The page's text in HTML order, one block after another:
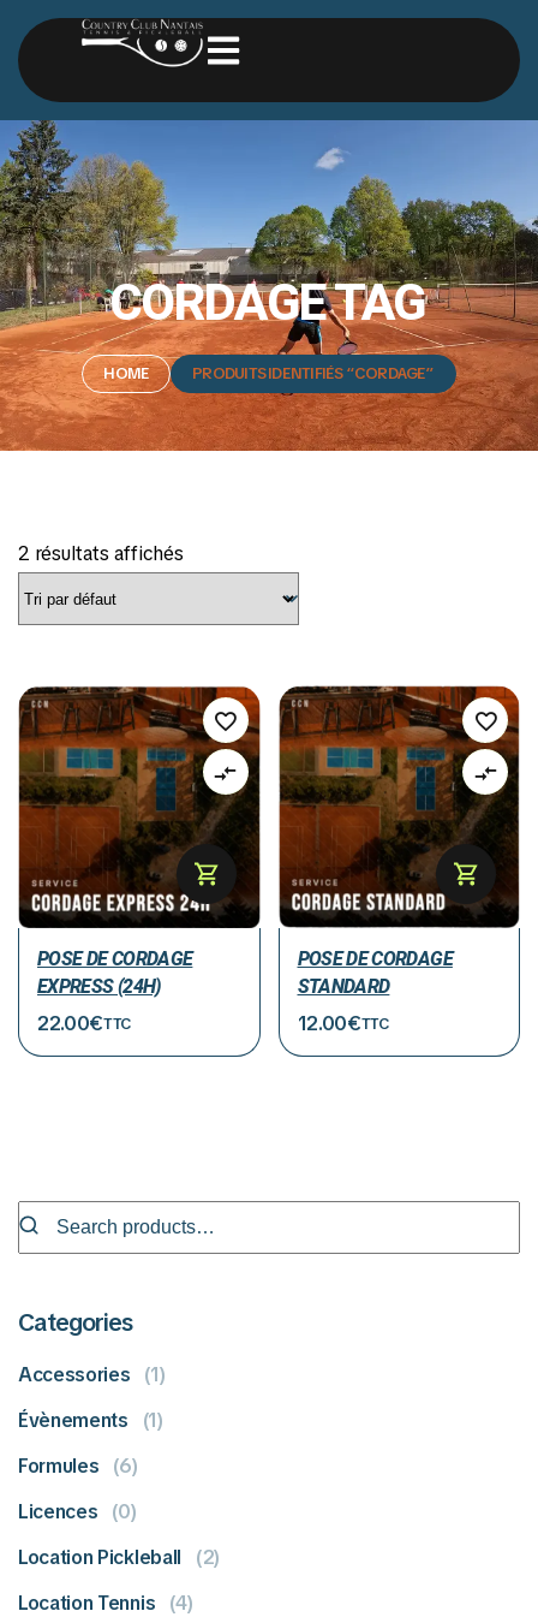
CORDAGE TAG
HOME PRODUITS IDENTIFIÉS “CORDAGE”
2 résultats affichés
POSE DE CORDAGE
EXPRESS (24H)
22.00€TTC
POSE DE CORDAGE
STANDARD
12.00€TTC
Categories
Accessories
(1)
Évènements
(1)
Formules
(6)
Licences
(0)
Location Pickleball
(2)
Location Tennis
(4)